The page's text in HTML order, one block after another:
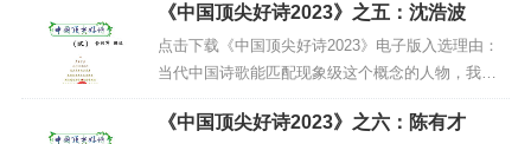
个到处要饭的衰人没有磨难没有机缘就参易不易只
有经历磨难机缘巧合易才易孔子周游列国推行“恢复
周礼，维护周秩”的王道其实算得上是朴素的共产主
义思想吧伏羲的《易经...
《中国顶尖好诗2023》之五：沈浩波
点击下载《中国顶尖好诗2023》电子版入选理由：
当代中国诗歌能匹配现象级这个概念的人物，我的
视野里只有两位，就是伊沙和沈浩波，甚至论述都
显得多余。而且这个现象级是正面积极的，如果还
《中国顶尖好诗2023》之六：陈有才